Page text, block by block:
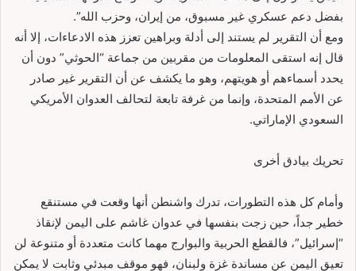
بفضل دعم عسكري غير مسبوق، من إيران، وحزب الله”.
ومع أن التقرير لم يستند إلى أدلة وبراهين تعزز هذه الادعاءات، إلا أنه
قال إنه استقى المعلومات من مقربين من جماعة “الحوثي” دون أن
يحدد أسماءهم أو هويتهم، وهو ما يكشف عن أن التقرير غير صادر
عن الأمم المتحدة، وإنما من غرفة تابعة لتحالف العدوان الأمريكي
السعودي الإماراتي.
تحريك بيادق أخرى
وأمام كل هذه التطورات، تدرك واشنطن أنها وقعت في مستنقع
خطير جداً، حين زجت بنفسها في عدوان غاشم على اليمن لإنقاذ
“إسرائيل”، فالقطع الحربية والبوارج مهما كانت متعددة أو متنوعة لن
تعيق اليمن عن مساندة غزة ولبنان، فهو موقف مبدئي وثابت لا يمكن